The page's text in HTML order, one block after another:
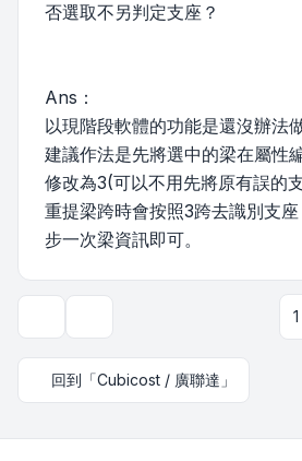
否選取不另判定支座？
Ans：
以現階段軟體的功能是還沒辦法
建議作法是先將選中的梁在屬性
修改為3(可以不用先將原有誤的
重提梁跨時會按照3跨去識別支
步一次梁資訊即可。
回到「Cubicost / 廣聯達」